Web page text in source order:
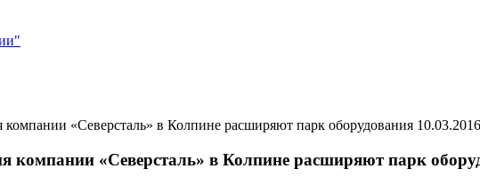
10.03.2016
компании «Северсталь» в Колпине расширяют парк